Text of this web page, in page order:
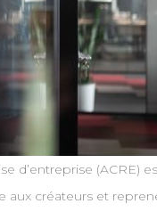
d’entreprise
aux créateurs et